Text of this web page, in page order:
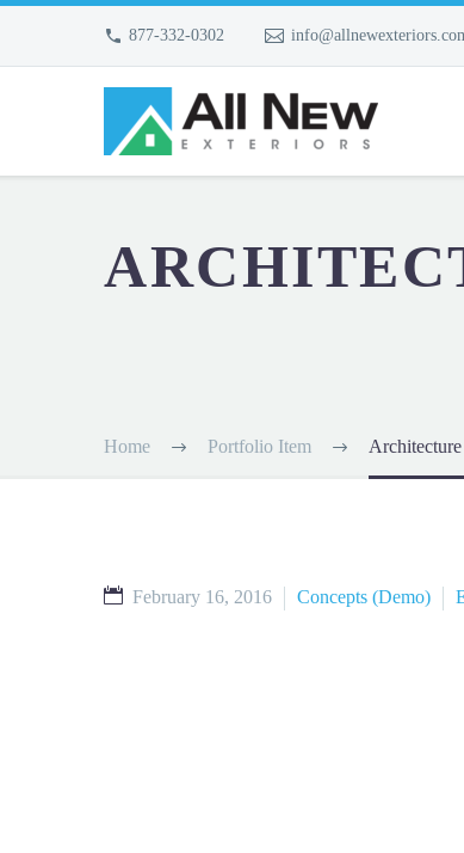
877-332-0302
Home Portfolio Item
February 16, 2016 Concepts (Demo)